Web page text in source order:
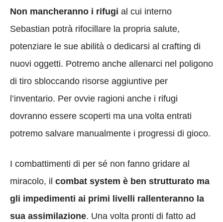
Non mancheranno i rifugi al cui interno
Sebastian potrà rifocillare la propria salute,
potenziare le sue abilità o dedicarsi al crafting di
nuovi oggetti. Potremo anche allenarci nel poligono
di tiro sbloccando risorse aggiuntive per
l’inventario. Per ovvie ragioni anche i rifugi
dovranno essere scoperti ma una volta entrati
potremo salvare manualmente i progressi di gioco.
I combattimenti di per sé non fanno gridare al
miracolo, il combat system è ben strutturato ma
gli impedimenti ai primi livelli rallenteranno la
sua assimilazione. Una volta pronti di fatto ad